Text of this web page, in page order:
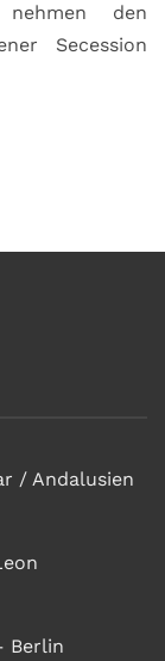
den
Secession
/ Andalusien
Berlin